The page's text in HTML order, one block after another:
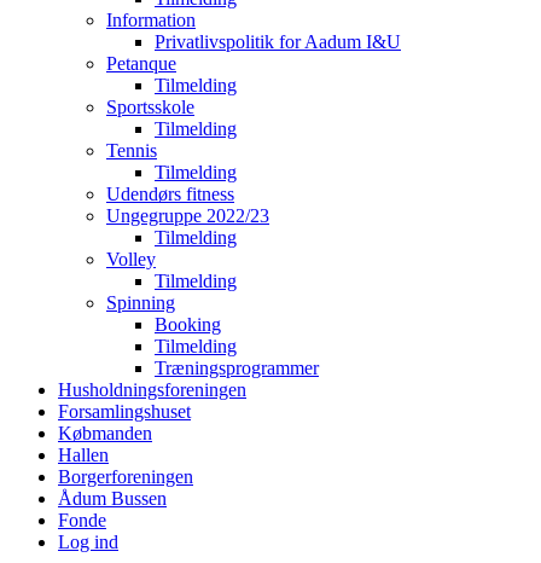
Information
Privatlivspolitik for Aadum I&U
Petanque
Tilmelding
Sportsskole
Tilmelding
Tennis
Tilmelding
Udendørs fitness
Ungegruppe 2022/23
Tilmelding
Volley
Tilmelding
Spinning
Booking
Tilmelding
Træningsprogrammer
Husholdningsforeningen
Forsamlingshuset
Købmanden
Hallen
Borgerforeningen
Ådum Bussen
Fonde
Log ind